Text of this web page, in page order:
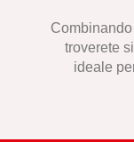
troverete
ideale